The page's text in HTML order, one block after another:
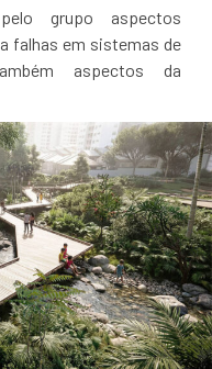
grupo aspectos
falhas em sistemas de
aspectos da